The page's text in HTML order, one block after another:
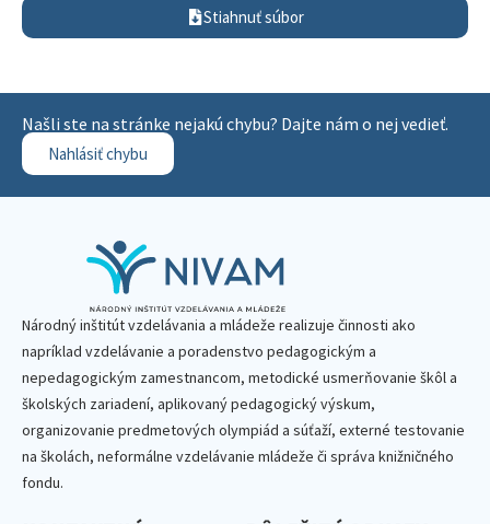
Stiahnuť súbor
Našli ste na stránke nejakú chybu? Dajte nám o nej vedieť.
Nahlásiť chybu
Národný inštitút vzdelávania a mládeže realizuje činnosti ako
napríklad vzdelávanie a poradenstvo pedagogickým a
nepedagogickým zamestnancom, metodické usmerňovanie škôl a
školských zariadení, aplikovaný pedagogický výskum,
organizovanie predmetových olympiád a súťaží, externé testovanie
na školách, neformálne vzdelávanie mládeže či správa knižničného
fondu.